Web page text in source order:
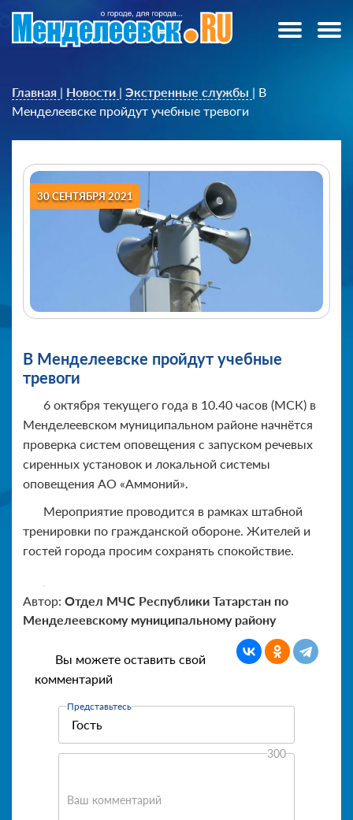
Главная | Новости | Экстренные службы | В
Менделеевске пройдут учебные тревоги
30 СЕНТЯБРЯ 2021
В Менделеевске пройдут учебные
тревоги
6 октября текущего года в 10.40 часов (МСК) в
Менделеевском муниципальном районе начнётся
проверка систем оповещения с запуском речевых
сиренных установок и локальной системы
оповещения АО «Аммоний».
Мероприятие проводится в рамках штабной
тренировки по гражданской обороне. Жителей и
гостей города просим сохранять спокойствие.
Автор: Отдел МЧС Республики Татарстан по
Менделеевскому муниципальному району
Вы можете оставить свой
комментарий
Представьтесь
Ваш комментарий
300